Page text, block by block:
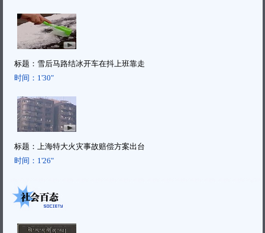
标题： 雪后马路结冰开车在抖上班靠走
时间： 1'30"
标题： 上海特大火灾事故赔偿方案出台
时间： 1'26"